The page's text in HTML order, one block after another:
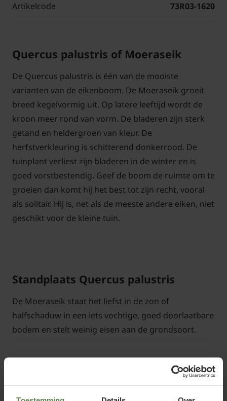
Artikelcode 73R03-1620
Quercus palustris of Moeraseik
De Quercus palustris is één van de mooiste
varianten van de eikenboom. De Moeraseik groeit
breed kegelvormig uit. Op latere leeftijd wordt de
kroon meer rond van vorm. De bladeren zijn sterk
getand en heldergroen van kleur. De
herfstverkleuring is schitterend donkerrood. De
tuinplant verliest zijn bladeren in de winter en is
goed vorstbestendig. Geef de boom de ruimte om te
groeien dan komt hij het best tot zijn recht, vooral
als solitair. Hij is, net als de meeste andere eiken, niet
geschikt voor de kleine tuin.
Standplaats Quercus palustris
De Moeraseik staat het liefst in de zon of
halfschaduw in een iets vochtige, goed doorlaatbare
bodem en stelt weinig eisen aan de grondsoort.
Quercus palustris snoeien en